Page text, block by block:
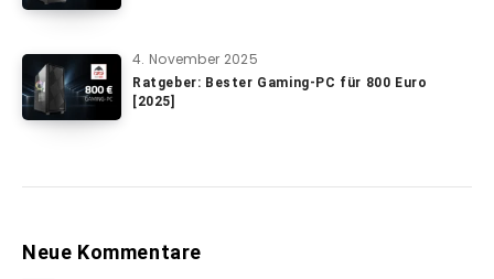
4. November 2025
Ratgeber: Bester Gaming-PC für 800 Euro
[2025]
Neue Kommentare